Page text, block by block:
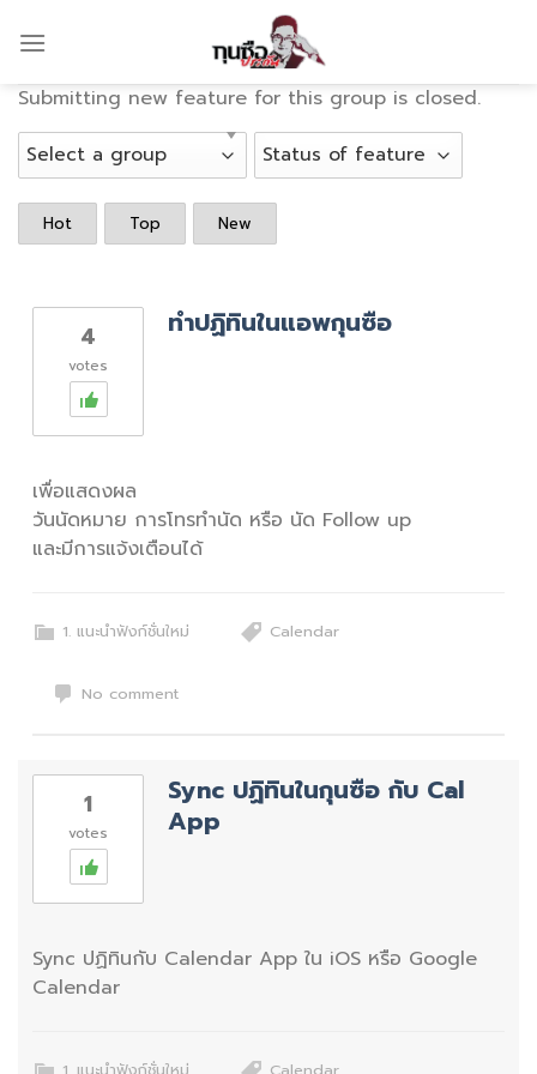
Submitting new feature for this group is closed.
Hot Top New
4
votes
ทำปฏิทินในแอพกุนซือ
เพื่อแสดงผล
วันนัดหมาย การโทรทำนัด หรือ นัด Follow up
และมีการแจ้งเตือนได้
1. แนะนำฟังก์ชั่นใหม่ Calendar
No comment
1
votes
Sync ปฏิทินในกุนซือ กับ Cal
App
Sync ปฏิทินกับ Calendar App ใน iOS หรือ Google
Calendar